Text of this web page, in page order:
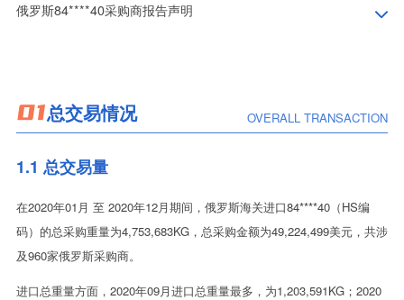
俄罗斯84****40采购商报告声明
01总交易情况 OVERALL TRANSACTION
1.1 总交易量
在2020年01月 至 2020年12月期间，俄罗斯海关进口84****40（HS编
码）的总采购重量为4,753,683KG，总采购金额为49,224,499美元，共涉
及960家俄罗斯采购商。
进口总重量方面，2020年09月进口总重量最多，为1,203,591KG；2020